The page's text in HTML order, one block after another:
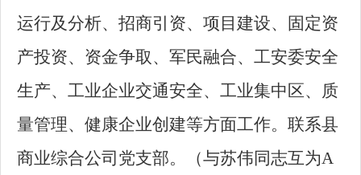
运行及分析、招商引资、项目建设、固定资
产投资、资金争取、军民融合、工安委安全
生产、工业企业交通安全、工业集中区、质
量管理、健康企业创建等方面工作。联系县
商业综合公司党支部。（与苏伟同志互为A